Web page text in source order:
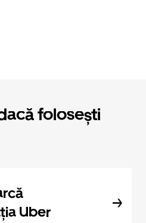
folosești
Uber